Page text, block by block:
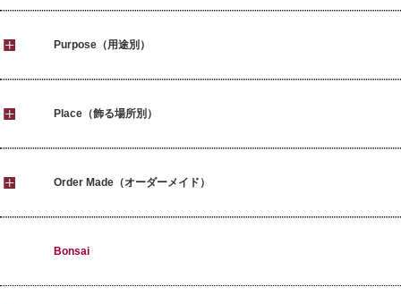
Purpose（用途別）
Place（飾る場所別）
Order Made（オーダーメイド）
Bonsai